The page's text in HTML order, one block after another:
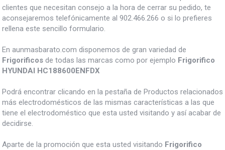
clientes que necesitan consejo a la hora de cerrar su pedido, te
aconsejaremos telefónicamente al 902.466.266 o si lo prefieres
rellena este sencillo formulario.
En aunmasbarato.com disponemos de gran variedad de
Frigorificos de todas las marcas como por ejemplo Frigorifico
HYUNDAI HC188600ENFDX
Podrá encontrar clicando en la pestaña de Productos relacionados
más electrodomésticos de las mismas características a las que
tiene el electrodoméstico que esta usted visitando y así acabar de
decidirse.
Aparte de la promoción que esta usted visitando Frigorifico